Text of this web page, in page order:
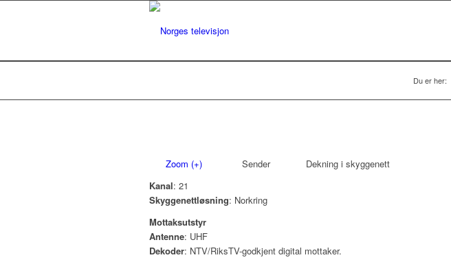
Du er her:
Zoom (+) Sender
Dekning i skyggenett
Kanal: 21
Skyggenettløsning: Norkring
Mottaksutstyr
Antenne: UHF
Dekoder: NTV/RiksTV-godkjent digital mottaker.